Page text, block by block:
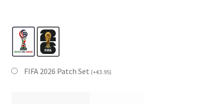
FIFA 2026 Patch Set (+€3.95)